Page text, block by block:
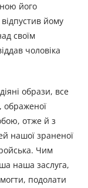
його
йому
своїм
чоловіка
образи, все
ображеної
отже й з
нашої зраненої
Чим
наша заслуга,
подолати